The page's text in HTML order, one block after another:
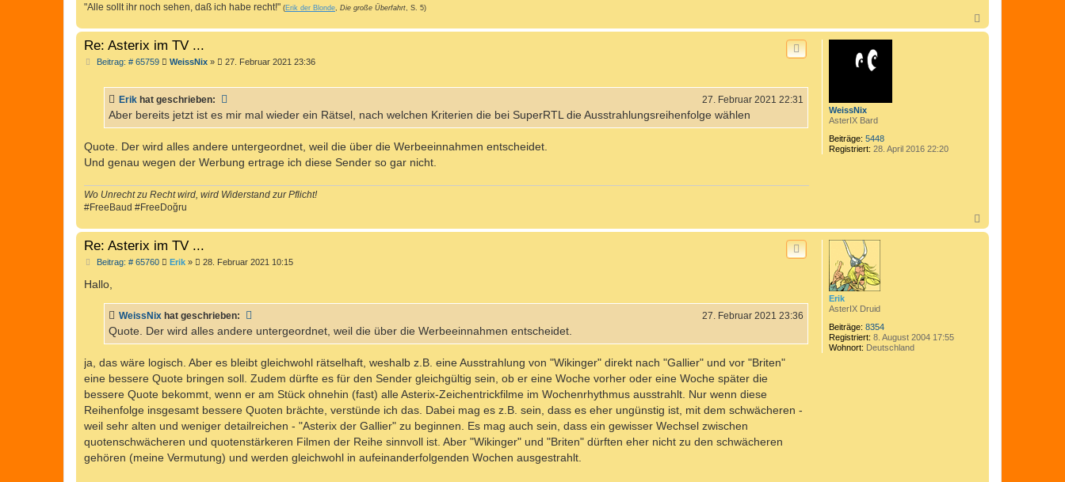
"Alle sollt ihr noch sehen, daß ich habe recht!" (Erik der Blonde Die große Überfahrt , S. 5)
a
c
WeissNix
AsterIX Bard
Beiträge: 5448
Registriert: 28. April 2016 22:20
Re: Asterix im TV ...
Beitrag: # 65759B
r
a
WeissNix» 27. Februar 2021 23:36
Erik hat geschrieben: 27. Februar 2021 22:31
Aber bereits jetzt ist es mir mal wieder ein Rätsel, nach welchen Kriterien die bei SuperRTL die Ausstrahlungsreihenfolge wählen
Quote. Der wird alles andere untergeordnet, weil die über die Werbeeinnahmen entscheidet.
Und genau wegen der Werbung ertrage ich diese Sender so gar nicht.
Wo Unrecht zu Recht wird, wird Widerstand zur Pflicht!
#FreeBaud #FreeDoğru
a
c
Erik
AsterIX Druid
Beiträge: 8354
Registriert: 8. August 2004 17:55
Wohnort: Deutschland
Re: Asterix im TV ...
Beitrag: # 65760B
r
a
Erik» 28. Februar 2021 10:15
Hallo,
WeissNix hat geschrieben: 27. Februar 2021 23:36
Quote. Der wird alles andere untergeordnet, weil die über die Werbeeinnahmen entscheidet.
ja, das wäre logisch. Aber es bleibt gleichwohl rätselhaft, weshalb z.B. eine Ausstrahlung von "Wikinger" direkt nach "Gallier" und vor "Briten"
eine bessere Quote bringen soll. Zudem dürfte es für den Sender gleichgültig sein, ob er eine Woche vorher oder eine Woche später die
bessere Quote bekommt, wenn er am Stück ohnehin (fast) alle Asterix-Zeichentrickfilme im Wochenrhythmus ausstrahlt. Nur wenn diese
Reihenfolge insgesamt bessere Quoten brächte, verstünde ich das. Dabei mag es z.B. sein, dass es eher ungünstig ist, mit dem schwächeren -
weil sehr alten und weniger detailreichen - "Asterix der Gallier" zu beginnen. Es mag auch sein, dass ein gewisser Wechsel zwischen
quotenschwächeren und quotenstärkeren Filmen der Reihe sinnvoll ist. Aber "Wikinger" und "Briten" dürften eher nicht zu den schwächeren
gehören (meine Vermutung) und werden gleichwohl in aufeinanderfolgenden Wochen ausgestrahlt.